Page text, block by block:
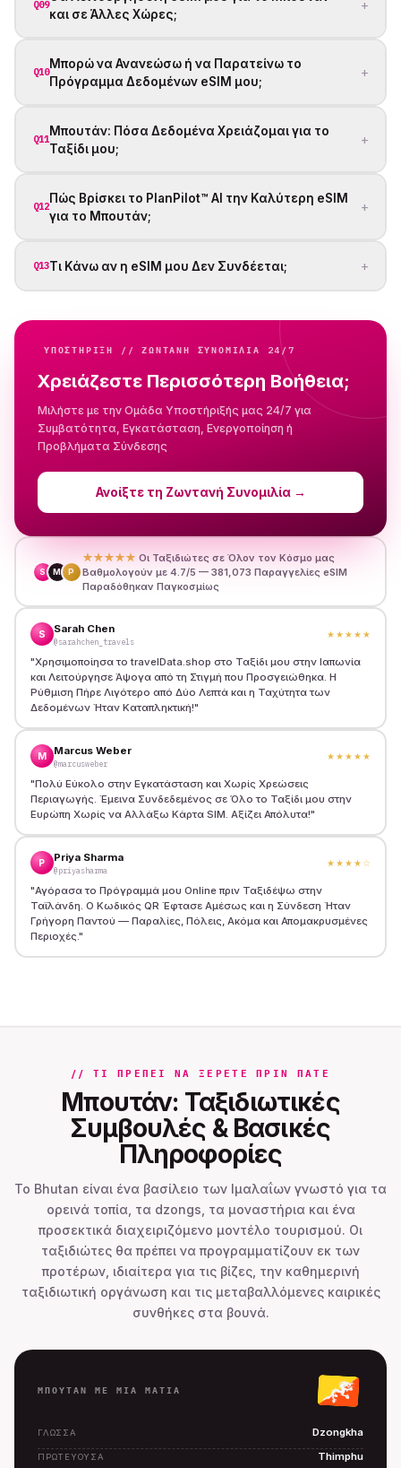
Q09
και σε Άλλες Χώρες;
+
Q10
Μπορώ να Ανανεώσω ή να Παρατείνω το
Πρόγραμμα Δεδομένων eSIM μου;
+
Q11
Μπουτάν: Πόσα Δεδομένα Χρειάζομαι για το
Ταξίδι μου;
+
Q12
Πώς Βρίσκει το PlanPilot™ AI την Καλύτερη eSIM
για το Μπουτάν;
+
Q13Τι Κάνω αν η eSIM μου Δεν Συνδέεται; +
ΥΠΟΣΤΉΡΙΞΗ // ΖΩΝΤΑΝΗ ΣΥΝΟΜΙΛΙΑ 24/7
Χρειάζεστε Περισσότερη Βοήθεια;
Μιλήστε με την Ομάδα Υποστήριξής μας 24/7 για
Συμβατότητα, Εγκατάσταση, Ενεργοποίηση ή
Προβλήματα Σύνδεσης
Ανοίξτε τη Ζωντανή Συνομιλία→
S M P
★★★★★ Οι Ταξιδιώτες σε Όλον τον Κόσμο μας
Βαθμολογούν με 4.7/5 — 381,073 Παραγγελίες eSIM
Παραδόθηκαν Παγκοσμίως
S Sarah Chen
@sarahchen_travels
★★★★★
"Χρησιμοποίησα το travelData.shop στο Ταξίδι μου στην Ιαπωνία
και Λειτούργησε Άψογα από τη Στιγμή που Προσγειώθηκα. Η
Ρύθμιση Πήρε Λιγότερο από Δύο Λεπτά και η Ταχύτητα των
Δεδομένων Ήταν Καταπληκτική!"
M Marcus Weber
@marcusweber
★★★★★
"Πολύ Εύκολο στην Εγκατάσταση και Χωρίς Χρεώσεις
Περιαγωγής. Έμεινα Συνδεδεμένος σε Όλο το Ταξίδι μου στην
Ευρώπη Χωρίς να Αλλάξω Κάρτα SIM. Αξίζει Απόλυτα!"
P Priya Sharma
@priyasharma
★★★★ ☆
"Αγόρασα το Πρόγραμμά μου Online πριν Ταξιδέψω στην
Ταϊλάνδη. Ο Κωδικός QR Έφτασε Αμέσως και η Σύνδεση Ήταν
Γρήγορη Παντού — Παραλίες, Πόλεις, Ακόμα και Απομακρυσμένες
Περιοχές. "
// ΤΙ ΠΡΈΠΕΙ ΝΑ ΞΈΡΕΤΕ ΠΡΙΝ ΠΆΤΕ
Μπουτάν: Ταξιδιωτικές
Συμβουλές & Βασικές
Πληροφορίες
Το Bhutan είναι ένα βασίλειο των Ιμαλαΐων γνωστό για τα
ορεινά τοπία, τα dzongs, τα μοναστήρια και ένα
προσεκτικά διαχειριζόμενο μοντέλο τουρισμού. Οι
ταξιδιώτες θα πρέπει να προγραμματίζουν εκ των
προτέρων, ιδιαίτερα για τις βίζες, την καθημερινή
ταξιδιωτική οργάνωση και τις μεταβαλλόμενες καιρικές
συνθήκες στα βουνά.
ΜΠΟΥΤΆΝ ΜΕ ΜΙΑ ΜΑΤΙΑ
ΓΛΏΣΣΑ Dzongkha
ΠΡΩΤΕΎΟΥΣΑ Thimphu